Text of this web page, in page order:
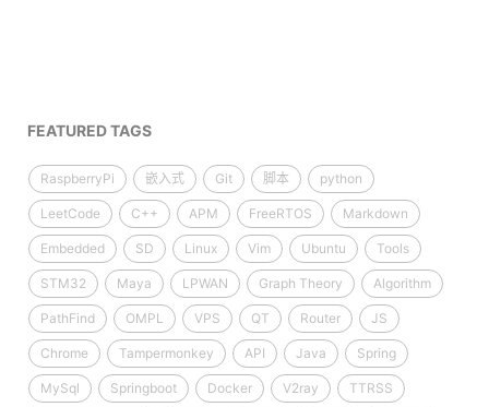
FEATURED TAGS
RaspberryPi 嵌入式 Git 脚本 python
LeetCode C++ APM FreeRTOS Markdown
Embedded SD Linux Vim Ubuntu Tools
STM32 Maya LPWAN Graph Theory Algorithm
PathFind OMPL VPS QT Router JS
Chrome Tampermonkey API Java Spring
MySql Springboot Docker V2ray TTRSS